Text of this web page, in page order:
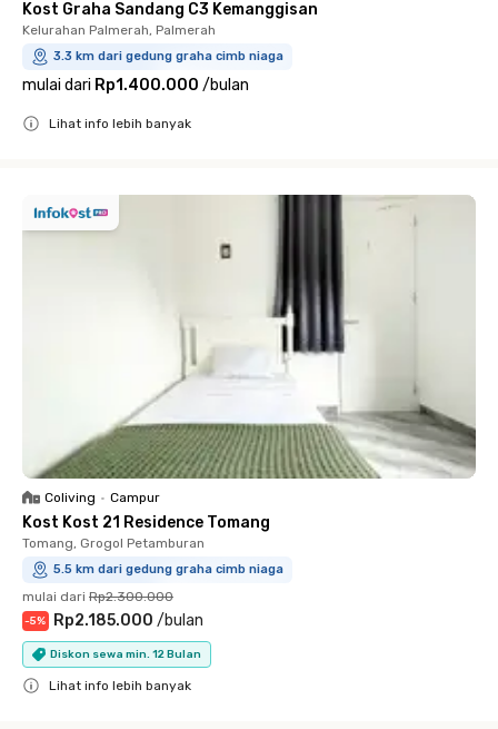
Kost Graha Sandang C3 Kemanggisan
Kelurahan Palmerah, Palmerah
3.3 km dari gedung graha cimb niaga
mulai dari Rp1.400.000 /bulan
Lihat info lebih banyak
Coliving • Campur
Kost Kost 21 Residence Tomang
Tomang, Grogol Petamburan
5.5 km dari gedung graha cimb niaga
mulai dari Rp2.300.000
-5% Rp2.185.000 /bulan
Diskon sewa min. 12 Bulan
Lihat info lebih banyak